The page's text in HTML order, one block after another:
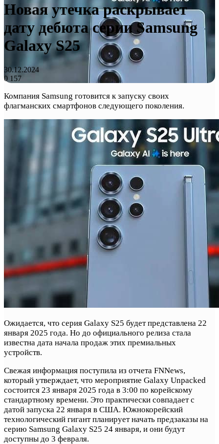
Новая утечка раскрывает
дату дебюта серии Samsung
Galaxy S25
30.12.2024
0 157
Компания Samsung готовится к запуску своих
флагманских смартфонов следующего поколения.
Ожидается, что серия Galaxy S25 будет представлена 22
января 2025 года. Но до официального релиза стала
известна дата начала продаж этих премиальных
устройств.
Свежая информация поступила из отчета FNNews,
который утверждает, что мероприятие Galaxy Unpacked
состоится 23 января 2025 года в 3:00 по корейскому
стандартному времени. Это практически совпадает с
датой запуска 22 января в США. Южнокорейский
технологический гигант планирует начать предзаказы на
серию Samsung Galaxy S25 24 января, и они будут
доступны до 3 февраля.